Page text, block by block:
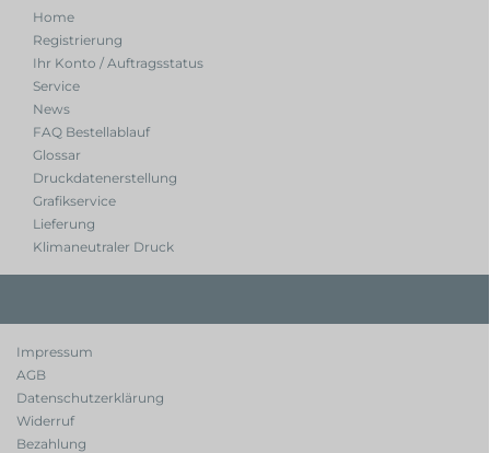
Home
Registrierung
Ihr Konto / Auftragsstatus
Service
News
FAQ Bestellablauf
Glossar
Druckdatenerstellung
Grafikservice
Lieferung
Klimaneutraler Druck
Impressum
AGB
Datenschutzerklärung
Widerruf
Bezahlung